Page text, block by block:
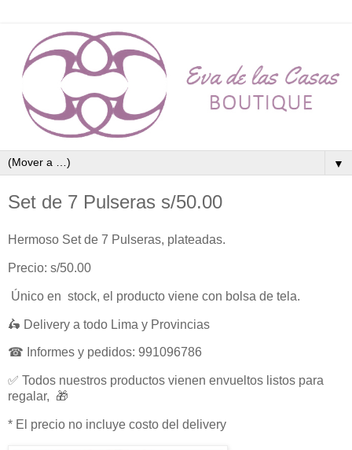
▼
Set de 7 Pulseras s/50.00
Hermoso Set de 7 Pulseras, plateadas.
Precio: s/50.00
Único en stock, el producto viene con bolsa de tela.
🛵 Delivery a todo Lima y Provincias
☎ Informes y pedidos: 991096786
✅ Todos nuestros productos vienen envueltos listos para
regalar, 🎁
* El precio no incluye costo del delivery